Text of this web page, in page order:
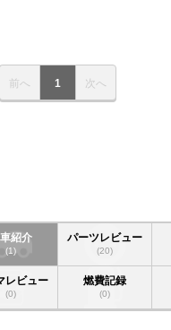
前へ 1 次へ
紹介
(1)
パーツレビュー
(20)
レビュー
(0)
燃費記録
(0)